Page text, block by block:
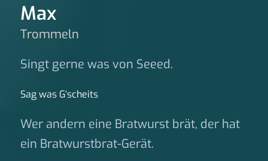
Max
Trommeln
Singt gerne was von Seeed.
Sag was G‘scheits
Wer andern eine Bratwurst brät, der hat
ein Bratwurstbrat-Gerät.